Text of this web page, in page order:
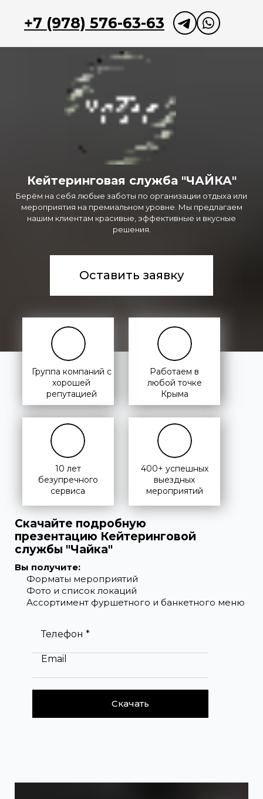
+7 (978) 576-63-63
Кейтеринговая служба "ЧАЙКА"
Берём на себя любые заботы по организации отдыха или
мероприятия на премиальном уровне. Мы предлагаем
нашим клиентам красивые, эффективные и вкусные
решения.
Оставить заявку
400+ успешных
выездных
мероприятий
10 лет
безупречного
сервиса
Группа компаний с
хорошей
репутацией
Работаем в
любой точке
Крыма
Телефон *
Email
Скачать
Вы получите:
Форматы мероприятий
Фото и список локаций
Ассортимент фуршетного и банкетного меню
Скачайте подробную
презентацию Кейтеринговой
службы "Чайка"